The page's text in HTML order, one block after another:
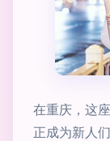
在重庆，这
正成为新人